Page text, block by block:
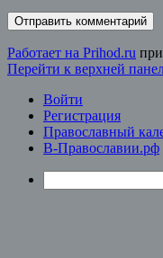
Работает на Prihod.ru
Перейти к верхней
Войти
Регистрация
Православный
В-Православии.рф